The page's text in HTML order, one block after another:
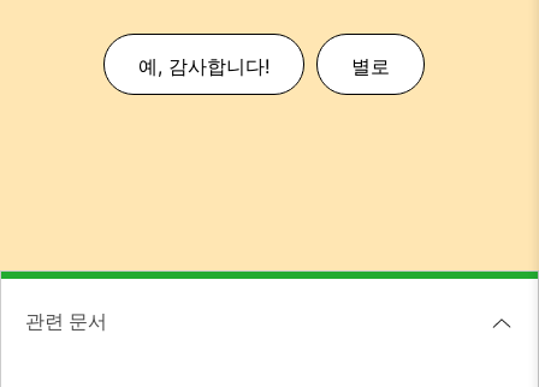
예, 감사합니다! 별로
관련 문서